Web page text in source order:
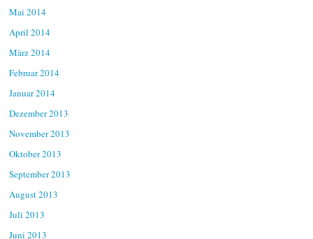
Mai 2014
April 2014
März 2014
Februar 2014
Januar 2014
Dezember 2013
November 2013
Oktober 2013
September 2013
August 2013
Juli 2013
Juni 2013